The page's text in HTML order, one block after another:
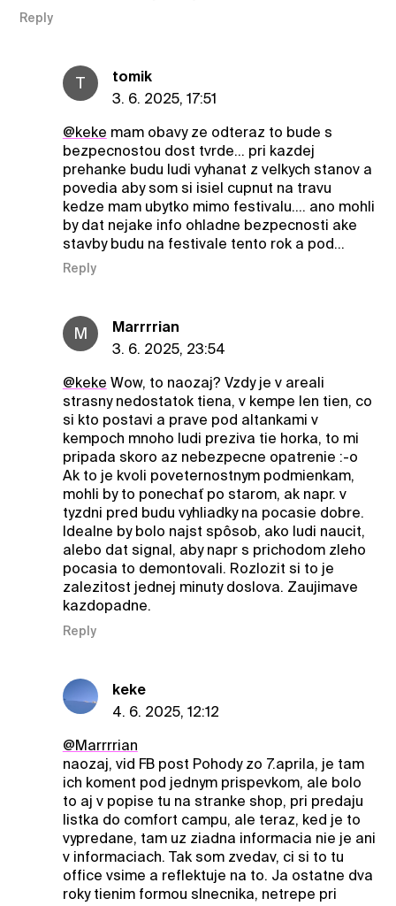
Reply
T
tomik
3. 6. 2025, 17:51
@keke mam obavy ze odteraz to bude s
bezpecnostou dost tvrde... pri kazdej
prehanke budu ludi vyhanat z velkych stanov a
povedia aby som si isiel cupnut na travu
kedze mam ubytko mimo festivalu.... ano mohli
by dat nejake info ohladne bezpecnosti ake
stavby budu na festivale tento rok a pod...
Reply
M
Marrrrian
3. 6. 2025, 23:54
@keke Wow, to naozaj? Vzdy je v areali
strasny nedostatok tiena, v kempe len tien, co
si kto postavi a prave pod altankami v
kempoch mnoho ludi preziva tie horka, to mi
pripada skoro az nebezpecne opatrenie :-o
Ak to je kvoli poveternostnym podmienkam,
mohli by to ponechať po starom, ak napr. v
tyzdni pred budu vyhliadky na pocasie dobre.
Idealne by bolo najst spôsob, ako ludi naucit,
alebo dat signal, aby napr s prichodom zleho
pocasia to demontovali. Rozlozit si to je
zalezitost jednej minuty doslova. Zaujimave
kazdopadne.
Reply
keke
4. 6. 2025, 12:12
@Marrrrian
naozaj, vid FB post Pohody zo 7.aprila, je tam
ich koment pod jednym prispevkom, ale bolo
to aj v popise tu na stranke shop, pri predaju
listka do comfort campu, ale teraz, ked je to
vypredane, tam uz ziadna informacia nie je ani
v informaciach. Tak som zvedav, ci si to tu
office vsime a reflektuje na to. Ja ostatne dva
roky tienim formou slnecnika, netrepe pri